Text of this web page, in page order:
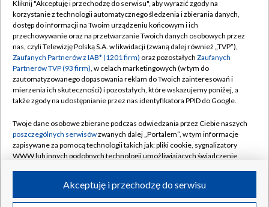
TVP
Abonament TVP
Emisja w TVP
Centrum informacji TVP
Naziemna Telewizja Cyfrowa
Rada Programowa
System NOS
Informacje o nadawcy
Program dla prasy
Regulamin TVP
Polityka prywatności
Moje zgody
Pomoc
Kontakt
Kanały
©2026 Telewizja Polska S.A. w likwidacji
Kliknij "Akceptuję i przechodzę do serwisu", aby wyrazić zgody na
korzystanie z technologii automatycznego śledzenia i zbierania danych,
dostęp do informacji na Twoim urządzeniu końcowym i ich
przechowywanie oraz na przetwarzanie Twoich danych osobowych przez
nas, czyli Telewizję Polską S.A. w likwidacji (zwaną dalej również „TVP”),
Zaufanych Partnerów z IAB* (1201 firm) oraz pozostałych Zaufanych
Partnerów TVP (93 firm), w celach marketingowych (w tym do
zautomatyzowanego dopasowania reklam do Twoich zainteresowań i
mierzenia ich skuteczności) i pozostałych, które wskazujemy poniżej, a
także zgody na udostępnianie przez nas identyfikatora PPID do Google.
Twoje dane osobowe zbierane podczas odwiedzania przez Ciebie naszych
poszczególnych serwisówzwanych dalej „Portalem”, w tym informacje
zapisywane za pomocą technologii takich jak: pliki cookie, sygnalizatory
WWW lub innych podobnych technologii umożliwiających świadczenie
ruchu w Internecie.Akceptuję i przechodzę do serwisu